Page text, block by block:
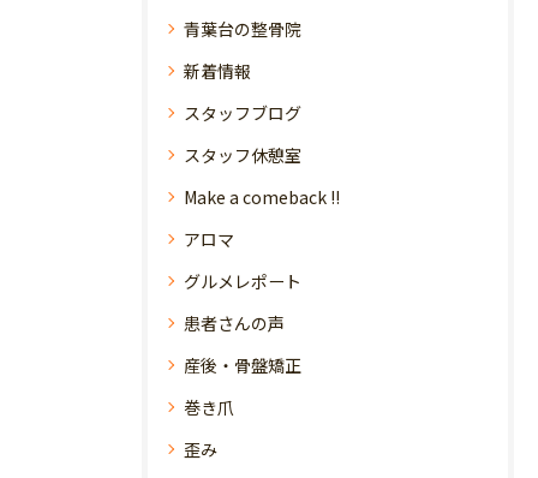
青葉台の整骨院
新着情報
スタッフブログ
スタッフ休憩室
Make a comeback !!
アロマ
グルメレポート
患者さんの声
産後・骨盤矯正
巻き爪
歪み